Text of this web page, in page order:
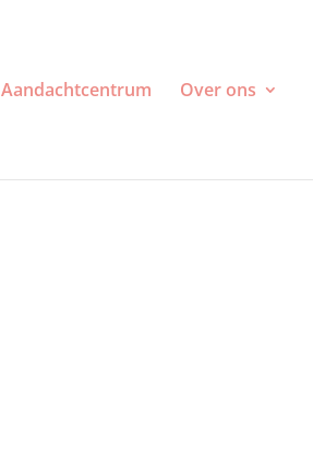
Aandachtcentrum Over ons